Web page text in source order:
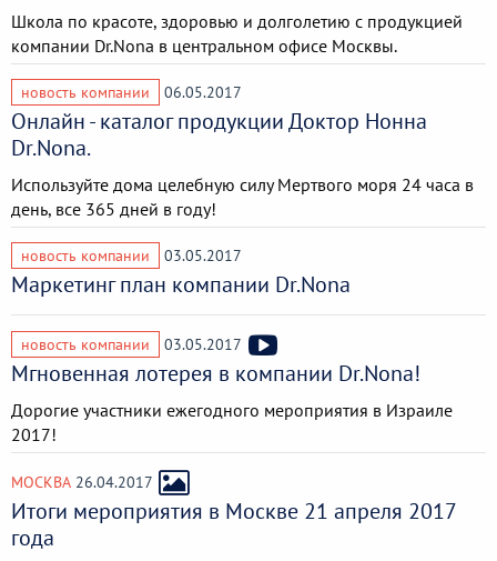
Школа по красоте, здоровью и долголетию с продукцией
компании Dr.Nona в центральном офисе Москвы.
новость компании 06.05.2017
Онлайн - каталог продукции Доктор Нонна
Dr.Nona.
Используйте дома целебную силу Мертвого моря 24 часа в
день, все 365 дней в году!
новость компании 03.05.2017
Маркетинг план компании Dr.Nona
новость компании 03.05.2017
Мгновенная лотерея в компании Dr.Nona!
Дорогие участники ежегодного мероприятия в Израиле
2017!
МОСКВА 26.04.2017
Итоги мероприятия в Москве 21 апреля 2017
года